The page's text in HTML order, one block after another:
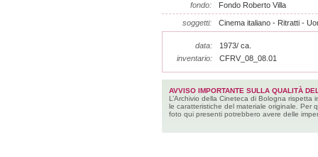
fondo: Fondo Roberto Villa
soggetti: Cinema italiano - Ritratti -
data:
1973/ ca.
inventario:
CFRV_08_08.01
AVVISO IMPORTANTE SULLA QUALITÀ
L’Archivio della Cineteca di Bologna rispetta
le caratteristiche del materiale originale. Per
foto qui presenti potrebbero avere delle